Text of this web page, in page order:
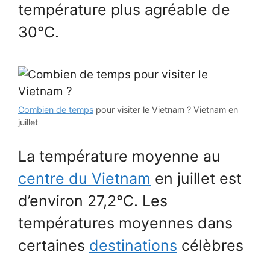
température plus agréable de
30°C.
Combien de temps pour visiter le Vietnam ? Vietnam en
juillet
La température moyenne au
centre du Vietnam en juillet est
d’environ 27,2°C. Les
températures moyennes dans
certaines destinations célèbres